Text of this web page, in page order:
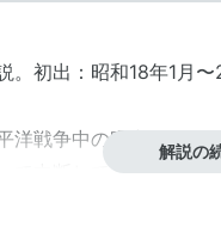
。初出：昭和18年1月
洋戦争中の昭和17年こ
て中断していた。しか
解説の